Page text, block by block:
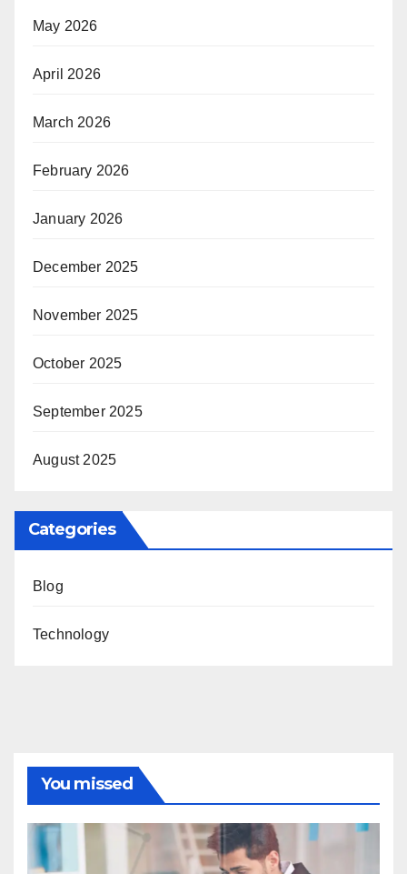
May 2026
April 2026
March 2026
February 2026
January 2026
December 2025
November 2025
October 2025
September 2025
August 2025
Categories
Blog
Technology
You missed